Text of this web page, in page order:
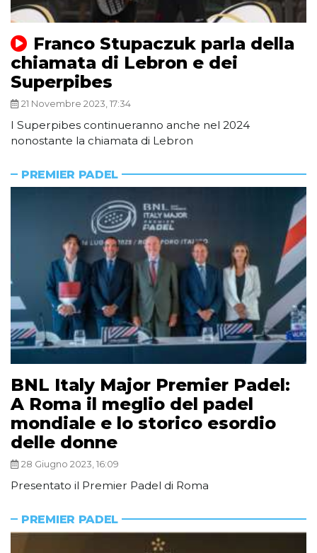
Franco Stupaczuk parla della
chiamata di Lebron e dei
Superpibes
21 Novembre 2023, 17:34
I Superpibes continueranno anche nel 2024
nonostante la chiamata di Lebron
PREMIER PADEL
BNL Italy Major Premier Padel:
A Roma il meglio del padel
mondiale e lo storico esordio
delle donne
28 Giugno 2023, 16:09
Presentato il Premier Padel di Roma
PREMIER PADEL